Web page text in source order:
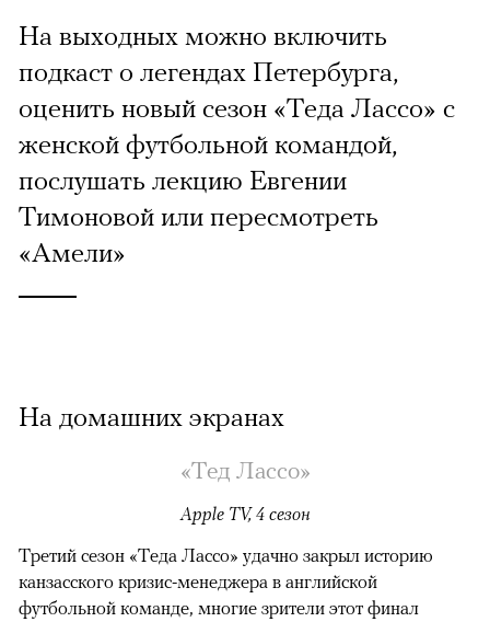
На выходных можно включить
подкаст о легендах Петербурга,
оценить новый сезон «Теда Лассо» с
женской футбольной командой,
послушать лекцию Евгении
Тимоновой или пересмотреть
«Амели»
На домашних экранах
«Тед Лассо»
Apple TV, 4 сезон
Третий сезон «Теда Лассо» удачно закрыл историю
канзасского кризис-менеджера в английской
футбольной команде, многие зрители этот финал